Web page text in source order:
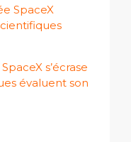
s’écrase
évaluent son